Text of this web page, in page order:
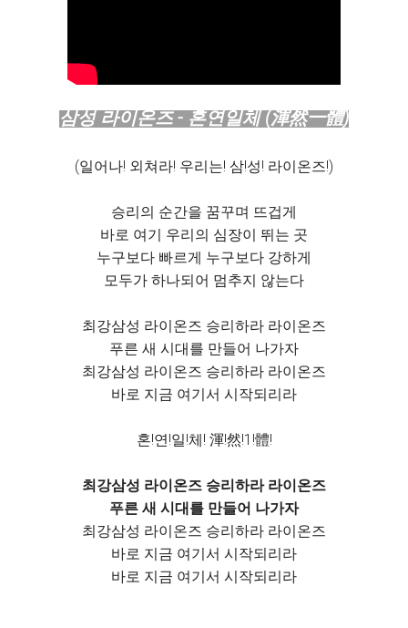
삼성 라이온즈 - 혼연일체 (渾然一體)
(일어나! 외쳐라! 우리는! 삼!성! 라이온즈!)
승리의 순간을 꿈꾸며 뜨겁게
바로 여기 우리의 심장이 뛰는 곳
누구보다 빠르게 누구보다 강하게
모두가 하나되어 멈추지 않는다
최강삼성 라이온즈 승리하라 라이온즈
푸른 새 시대를 만들어 나가자
최강삼성 라이온즈 승리하라 라이온즈
바로 지금 여기서 시작되리라
혼!연!일!체! 渾!然!1!體!
최강삼성 라이온즈 승리하라 라이온즈
푸른 새 시대를 만들어 나가자
최강삼성 라이온즈 승리하라 라이온즈
바로 지금 여기서 시작되리라
바로 지금 여기서 시작되리라